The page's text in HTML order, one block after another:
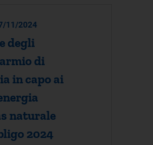
11/2024
degli
di
in capo ai
naturale
2024